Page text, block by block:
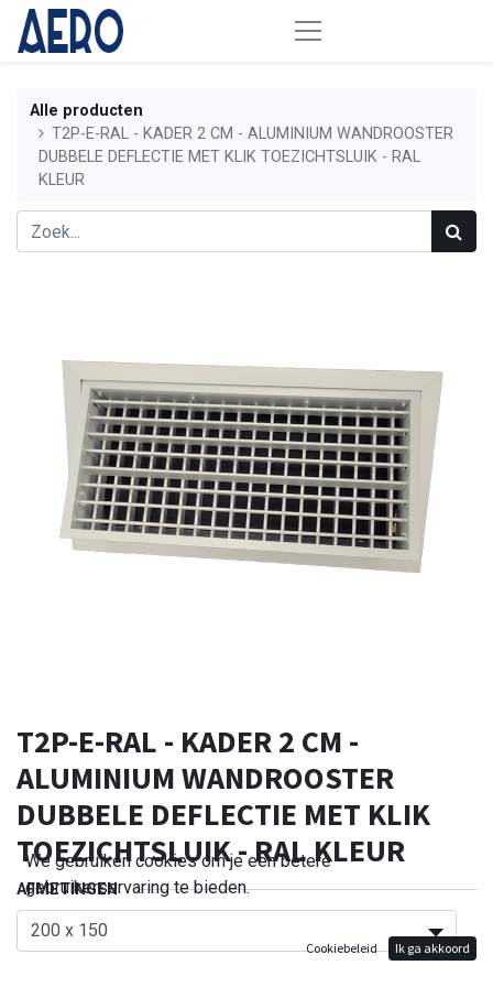
Alle producten
T2P-E-RAL - KADER 2 CM - ALUMINIUM WANDROOSTER
DUBBELE DEFLECTIE MET KLIK TOEZICHTSLUIK - RAL
KLEUR
T2P-E-RAL - KADER 2 CM -
ALUMINIUM WANDROOSTER
DUBBELE DEFLECTIE MET KLIK
TOEZICHTSLUIK - RAL KLEUR
AFMETINGEN
We gebruiken cookies om je een betere
gebruikerservaring te bieden.
Cookiebeleid Ik ga akkoord